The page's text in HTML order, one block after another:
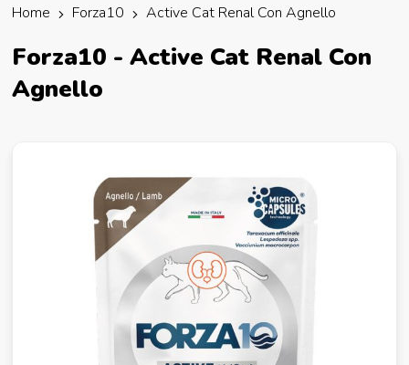
Home Forza10 Active Cat Renal Con Agnello
Forza10 - Active Cat Renal Con
Agnello